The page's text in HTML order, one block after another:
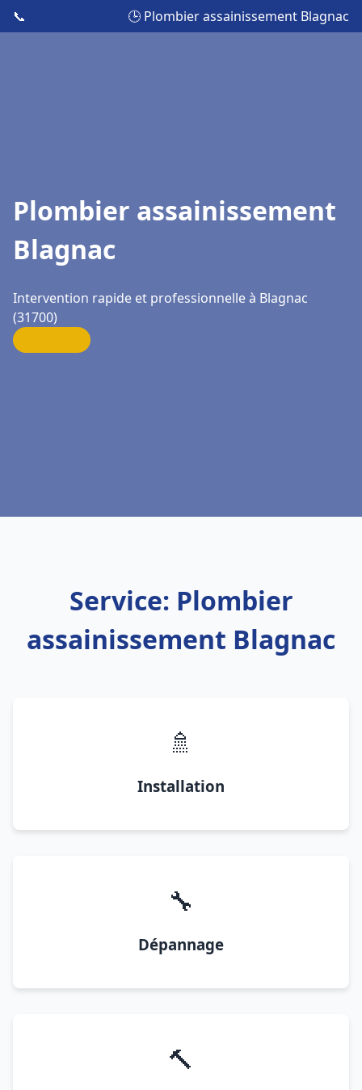
📞 🕒 Plombier assainissement Blagnac
Plombier assainissement
Blagnac
Intervention rapide et professionnelle à Blagnac
(31700)
Service: Plombier
assainissement Blagnac
🚿
Installation
🔧
Dépannage
🔨